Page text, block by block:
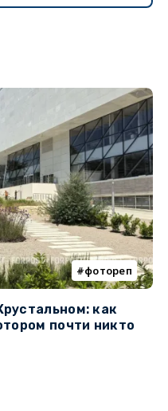
фотореп
как
почти никто